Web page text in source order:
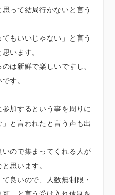
って結局行かないと言う
もいいじゃない」と言う
います。
は新鮮で楽しいですし、
す。
加するという事を周りに
と言われたと言う声も出
ので集まってくれる人が
思います。
良いので、人数無制限・